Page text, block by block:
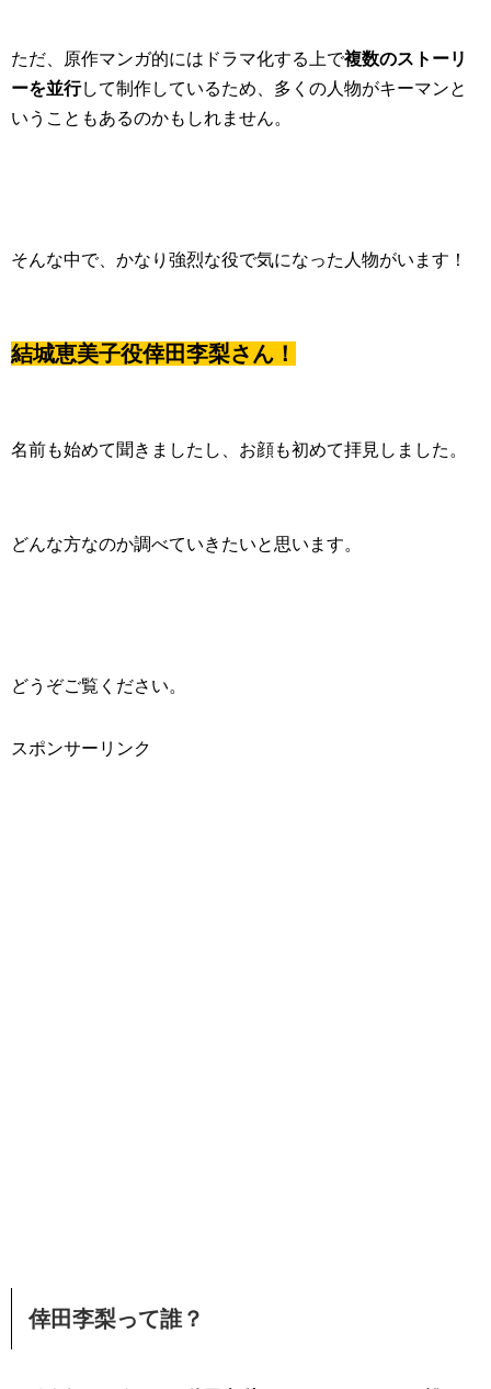
ただ、原作マンガ的にはドラマ化する上で複数のストーリ
ーを並行して制作しているため、多くの人物がキーマンと
いうこともあるのかもしれません。
そんな中で、かなり強烈な役で気になった人物がいます！
結城恵美子役倖田李梨さん！
名前も始めて聞きましたし、お顔も初めて拝見しました。
どんな方なのか調べていきたいと思います。
どうぞご覧ください。
スポンサーリンク
倖田李梨って誰？